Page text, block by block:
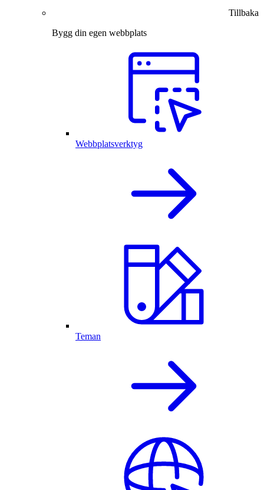
Tillbaka
Bygg din egen webbplats
Webbplatsverktyg
Teman